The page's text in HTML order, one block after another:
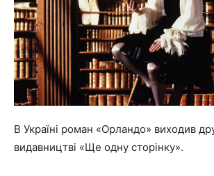
В Україні роман «Орландо» виходив
видавництві «Ще одну сторінку».